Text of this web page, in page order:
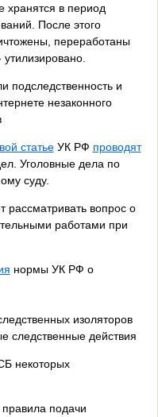
хранятся в период
После этого
переработаны
подследственность и
незаконного
статьеУК РФ проводят
Уголовные дела по
суду.
рассматривать вопрос о
работами при
нормы УК РФ о
изоляторов
следственные действия
некоторых
подачи